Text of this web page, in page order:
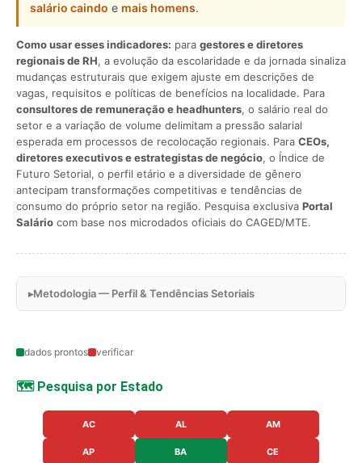
salário caindo e mais homens.
Como usar esses indicadores: para gestores e diretores
regionais de RH, a evolução da escolaridade e da jornada sinaliza
mudanças estruturais que exigem ajuste em descrições de
vagas, requisitos e políticas de benefícios na localidade. Para
consultores de remuneração e headhunters, o salário real do
setor e a variação de volume delimitam a pressão salarial
esperada em processos de recolocação regionais. Para CEOs,
diretores executivos e estrategistas de negócio, o Índice de
Futuro Setorial, o perfil etário e a diversidade de gênero
antecipam transformações competitivas e tendências de
consumo do próprio setor na região. Pesquisa exclusiva Portal
Salário com base nos microdados oficiais do CAGED/MTE.
Metodologia — Perfil & Tendências Setoriais
dados prontos verificar
🗺️ Pesquisa por Estado
AC AL AM
AP BA CE